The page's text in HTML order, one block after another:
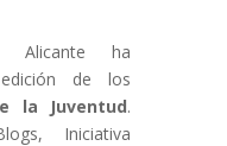
Alicante ha
de los
la Juventud.
Iniciativa